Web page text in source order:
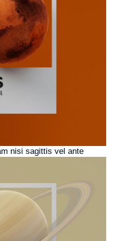
nisi sagittis vel ante